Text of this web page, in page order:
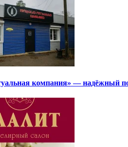
компания» — надёжный